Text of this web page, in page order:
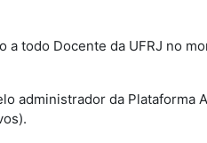
todo Docente da UFRJ no
da Plataforma